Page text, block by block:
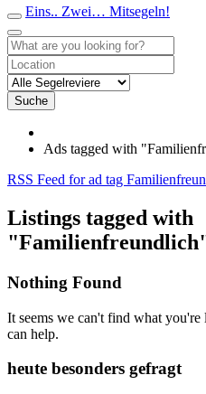
Eins.. Zwei… Mitsegeln!
Suche
Ads tagged with
RSS Feed for ad tag
Listings tagged with
Nothing Found
It seems we can't find what
can help.
heute besonders gefragt